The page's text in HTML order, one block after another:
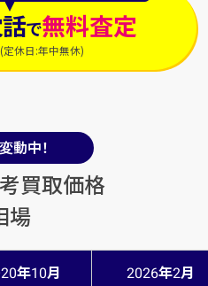
で無料査定
定休日:年中無休)
動中！
買取価格
場
年10月 2026年2月